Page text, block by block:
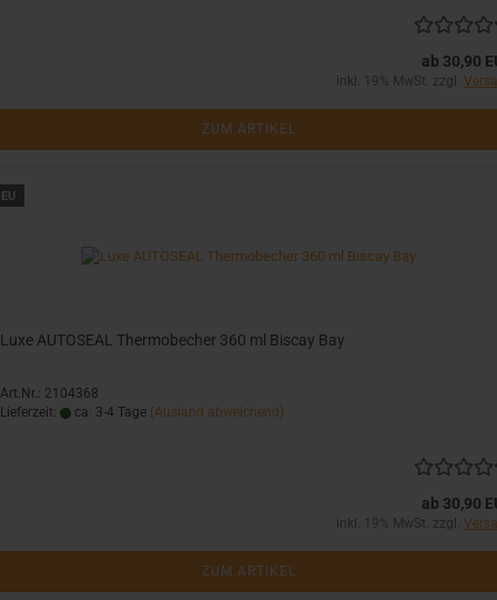
ab 30,90
inkl. 19% MwSt. zzgl.
ZUM ARTIKEL
Luxe AUTOSEAL Thermobecher 360 ml Biscay Bay
Art.Nr.: 2104368
Lieferzeit:
ca. 3-4 Tage (Ausland abweichend)
ab 30,90
inkl. 19% MwSt. zzgl.
ZUM ARTIKEL